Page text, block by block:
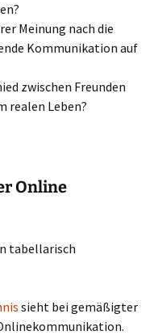
Meinung nach die
Kommunikation auf
zwischen Freunden
realen Leben?
Online
tabellarisch
sieht bei gemäßigter